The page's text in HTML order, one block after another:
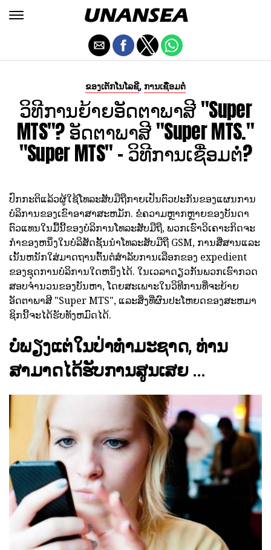
ຂອງເຕັກໂນໂລຊີ, ການເຊື່ອມຕໍ່
ວິທີການຍ້າຍອັດຕາພາສີ "Super
MTS"? ອັດຕາພາສີ "Super MTS."
"Super MTS" - ວິທີການເຊື່ອມຕໍ່?
ປົກກະຕິແລ້ວຜູ້ໃຊ້ໂທລະສັບມືຖືກາຍເປັນຕົວປະກັນຂອງແຜນການ
ບໍລິການຂອງເຂົາອາສາສະຫມັກ. ຂໍຄວາມຫຼາກຫຼາຍຂອງບັນດາ
ຕົວແທນໃນມື້ນີ້ຂອງບໍລິການໂທລະສັບມືຖື, ພວກເຮົາວິເຄາະກິດຈະ
ກໍາຂອງຫນຶ່ງໃນບໍລິສັດຊັ້ນນໍາໂທລະສັບມືຖື GSM, ການສື່ສານແລະ
ເນັ້ນຫນັກໃສ່ມາດຖານຕົ້ນຕໍສໍາລັບການເລືອກຂອງ expedient
ຂອງຊຸດການບໍລິການໃດຫນຶ່ງໄດ້. ໃນເວລາດຽວກັນພວກເຮົາກວດ
ສອບຈໍານວນຂອງບັນຫາ, ໂດຍສະເພາະໃນວິທີການທີ່ຈະຍ້າຍ
ອັດຕາພາສີ "Super MTS", ແລະສິ່ງທີ່ຜົນປະໂຫຍດຂອງສະຫມາ
ຊິກນີ້ຈະໄດ້ຮັບທັງຫມົດໄດ້.
ບໍ່ພຽງແຕ່ໃນປ່າທໍາມະຊາດ, ທ່ານ
ສາມາດໄດ້ຮັບການສູນເສຍ ...